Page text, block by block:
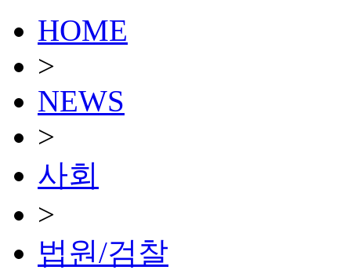
HOME
>
NEWS
>
사회
>
법원/검찰